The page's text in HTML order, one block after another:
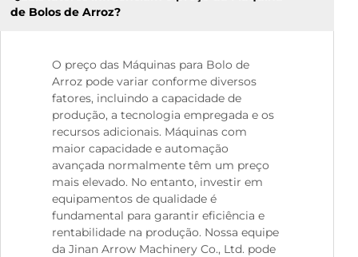
de Bolos de Arroz?
O preço das Máquinas para Bolo de
Arroz pode variar conforme diversos
fatores, incluindo a capacidade de
produção, a tecnologia empregada e os
recursos adicionais. Máquinas com
maior capacidade e automação
avançada normalmente têm um preço
mais elevado. No entanto, investir em
equipamentos de qualidade é
fundamental para garantir eficiência e
rentabilidade na produção. Nossa equipe
da Jinan Arrow Machinery Co., Ltd. pode